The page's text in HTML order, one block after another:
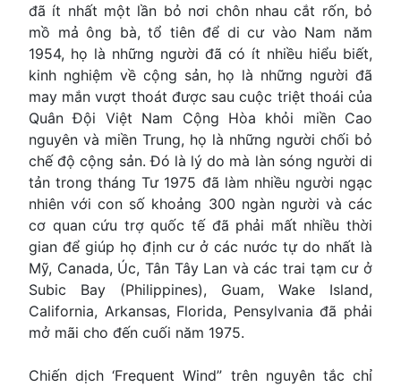
đã ít nhất một lần bỏ nơi chôn nhau cắt rốn, bỏ
mồ mả ông bà, tổ tiên để di cư vào Nam năm
1954, họ là những người đã có ít nhiều hiểu biết,
kinh nghiệm về cộng sản, họ là những người đã
may mắn vượt thoát được sau cuộc triệt thoái của
Quân Đội Việt Nam Cộng Hòa khỏi miền Cao
nguyên và miền Trung, họ là những người chối bỏ
chế độ cộng sản. Ðó là lý do mà làn sóng người di
tản trong tháng Tư 1975 đã làm nhiều người ngạc
nhiên với con số khoảng 300 ngàn người và các
cơ quan cứu trợ quốc tế đã phải mất nhiều thời
gian để giúp họ định cư ở các nước tự do nhất là
Mỹ, Canada, Úc, Tân Tây Lan và các trai tạm cư ở
Subic Bay (Philippines), Guam, Wake Island,
California, Arkansas, Florida, Pensylvania đã phải
mở mãi cho đến cuối năm 1975.
Chiến dịch ‘Frequent Wind” trên nguyên tắc chỉ